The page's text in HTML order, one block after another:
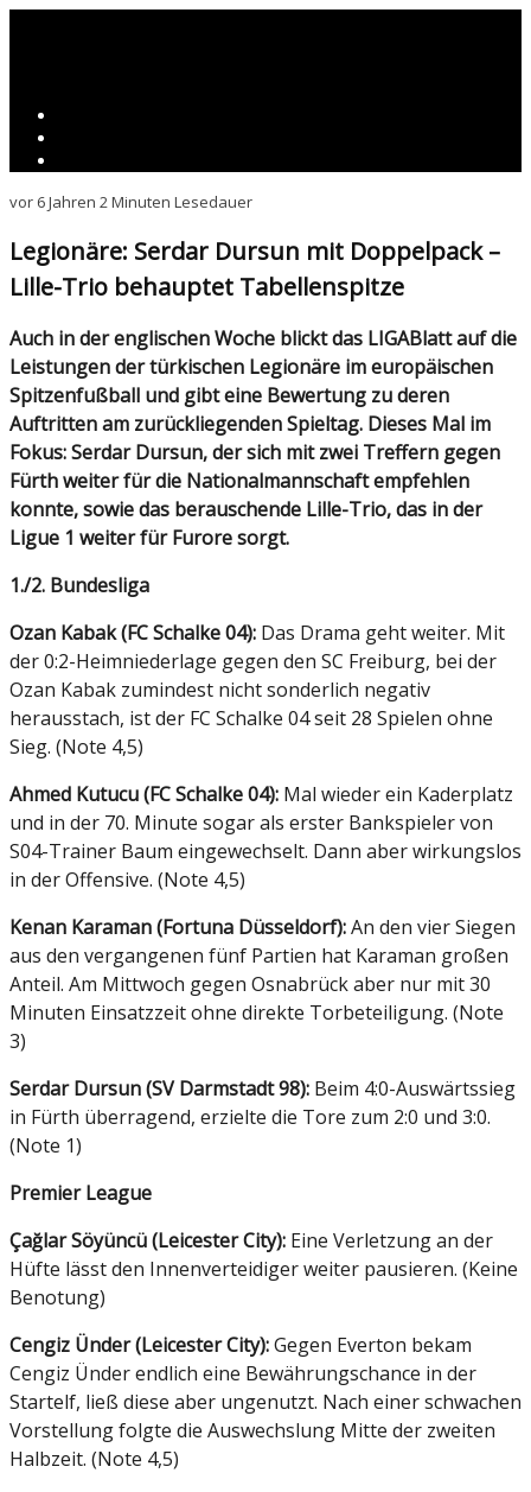
vor 6 Jahren 2 Minuten Lesedauer
Legionäre: Serdar Dursun mit Doppelpack –
Lille-Trio behauptet Tabellenspitze
Auch in der englischen Woche blickt das LIGABlatt auf die
Leistungen der türkischen Legionäre im europäischen
Spitzenfußball und gibt eine Bewertung zu deren
Auftritten am zurückliegenden Spieltag. Dieses Mal im
Fokus: Serdar Dursun, der sich mit zwei Treffern gegen
Fürth weiter für die Nationalmannschaft empfehlen
konnte, sowie das berauschende Lille-Trio, das in der
Ligue 1 weiter für Furore sorgt.
1./2. Bundesliga
Ozan Kabak (FC Schalke 04): Das Drama geht weiter. Mit
der 0:2-Heimniederlage gegen den SC Freiburg, bei der
Ozan Kabak zumindest nicht sonderlich negativ
herausstach, ist der FC Schalke 04 seit 28 Spielen ohne
Sieg. (Note 4,5)
Ahmed Kutucu (FC Schalke 04): Mal wieder ein Kaderplatz
und in der 70. Minute sogar als erster Bankspieler von
S04-Trainer Baum eingewechselt. Dann aber wirkungslos
in der Offensive. (Note 4,5)
Kenan Karaman (Fortuna Düsseldorf):An den vier Siegen
aus den vergangenen fünf Partien hat Karaman großen
Anteil. Am Mittwoch gegen Osnabrück aber nur mit 30
Minuten Einsatzzeit ohne direkte Torbeteiligung. (Note
3)
Serdar Dursun (SV Darmstadt 98): Beim 4:0-Auswärtssieg
in Fürth überragend, erzielte die Tore zum 2:0 und 3:0.
(Note 1)
Premier League
Çağlar Söyüncü (Leicester City): Eine Verletzung an der
Hüfte lässt den Innenverteidiger weiter pausieren. (Keine
Benotung)
Cengiz Ünder (Leicester City):Gegen Everton bekam
Cengiz Ünder endlich eine Bewährungschance in der
Startelf, ließ diese aber ungenutzt. Nach einer schwachen
Vorstellung folgte die Auswechslung Mitte der zweiten
Halbzeit. (Note 4,5)